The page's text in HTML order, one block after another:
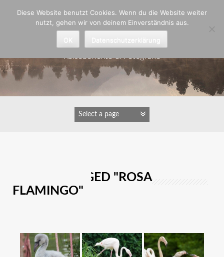
Astrid Padberg
Reiseberichte & Fotografie
IMAGES TAGGED "ROSA
FLAMINGO"
Diese Website benutzt Cookies. Wenn du die Website weiter
nutzt, gehen wir von deinem Einverständnis aus.